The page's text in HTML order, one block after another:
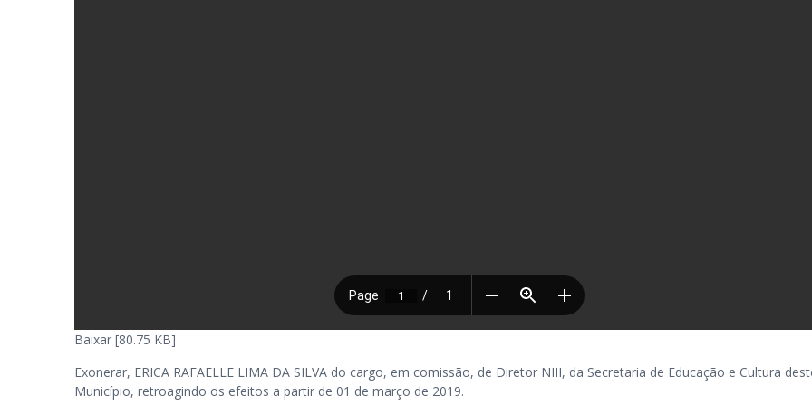
Baixar [80.75 KB]
Exonerar, ERICA RAFAELLE LIMA DA SILVA do cargo, em comissão, de Diretor NIII, da Secretaria de Educação e Cultura
Município, retroagindo os efeitos a partir de 01 de março de 2019.